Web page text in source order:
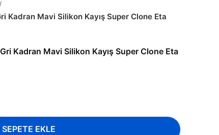
Kadran Mavi Silikon Kayış Super Clone Eta
Kadran Mavi Silikon Kayış Super Clone Eta
SEPETE EKLE